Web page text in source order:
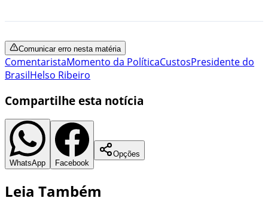
Comunicar erro nesta matéria
ComentaristaMomento da PolíticaCustosPresidente do
BrasilHelso Ribeiro
Compartilhe esta notícia
WhatsApp Facebook
Opções
Leia Também